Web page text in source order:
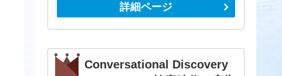
詳細ページ
Conversational Discovery